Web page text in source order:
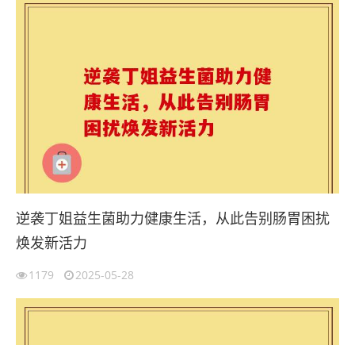
逆袭丁姐益生菌助力健康生活，从此告别肠胃困扰
焕发新活力
1179 2025-05-28